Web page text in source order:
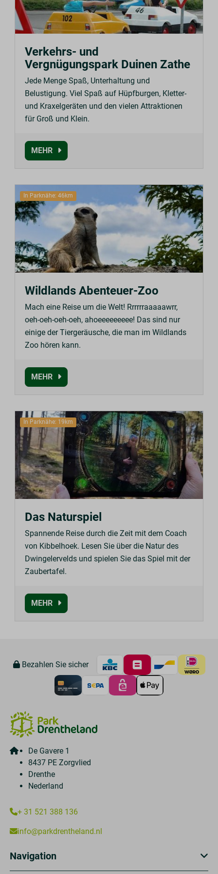
Verkehrs- und
Vergnügungspark Duinen Zathe
Jede Menge Spaß, Unterhaltung und
Belustigung. Viel Spaß auf Hüpfburgen, Kletter-
und Kraxelgeräten und den vielen Attraktionen
für Groß und Klein.
MEHR
In Parknähe: 46km
Wildlands Abenteuer-Zoo
Mach eine Reise um die Welt! Rrrrrraaaaawrr,
oeh-oeh-oeh-oeh, ahoeeeeeeeee! Das sind nur
einige der Tiergeräusche, die man im Wildlands
Zoo hören kann.
MEHR
In Parknähe: 19km
Das Naturspiel
Spannende Reise durch die Zeit mit dem Coach
von Kibbelhoek. Lesen Sie über die Natur des
Dwingelervelds und spielen Sie das Spiel mit der
Zaubertafel.
MEHR
Bezahlen Sie sicher
De Gavere 1
8437 PE Zorgvlied
Drenthe
Nederland
+ 31 521 388 136
info@parkdrentheland.nl
Navigation